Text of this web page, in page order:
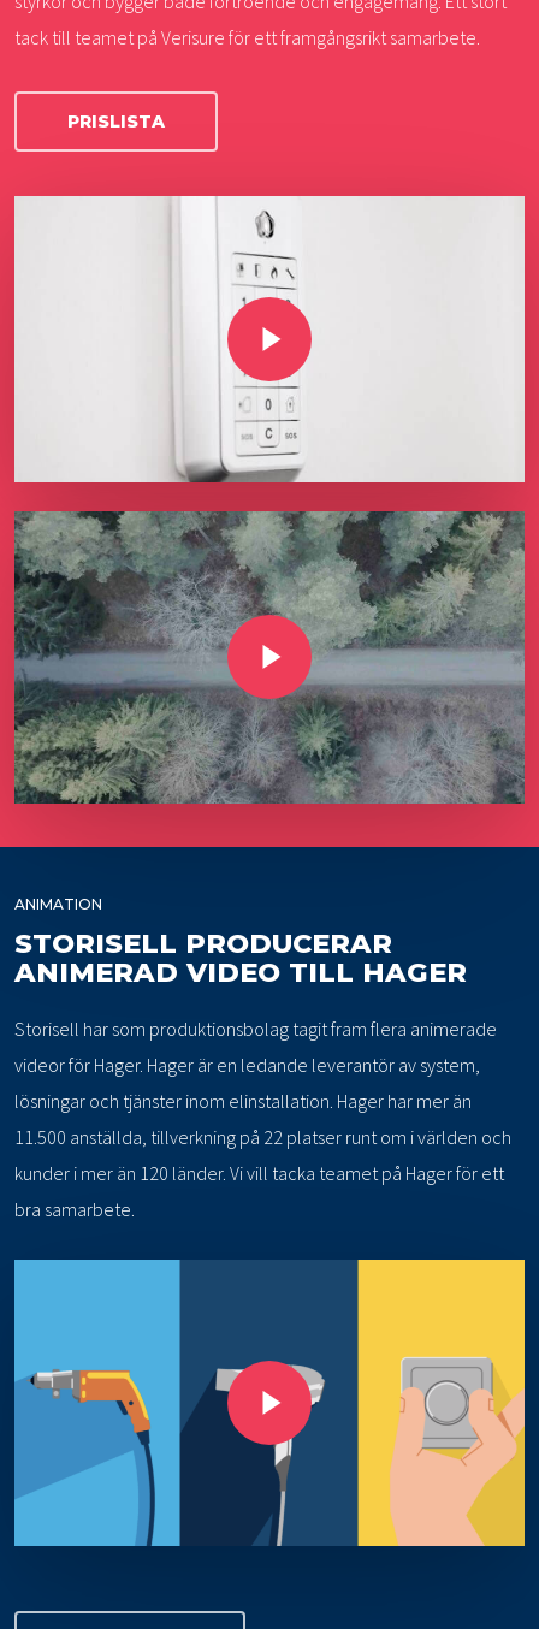
tack till teamet på Verisure för ett framgångsrikt samarbete.
PRISLISTA
Play Video
Play Video
ANIMATION
STORISELL PRODUCERAR
ANIMERAD VIDEO TILL HAGER
Storisell har som produktionsbolag tagit fram flera animerade
videor för Hager. Hager är en ledande leverantör av system,
lösningar och tjänster inom elinstallation. Hager har mer än
11.500 anställda, tillverkning på 22 platser runt om i världen och
kunder i mer än 120 länder. Vi vill tacka teamet på Hager för ett
bra samarbete.
Play Video